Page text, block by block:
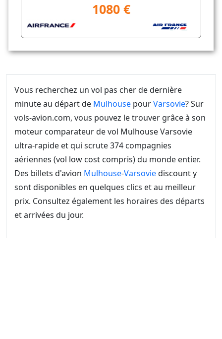
1080 €
Vous recherchez un vol pas cher de dernière
minute au départ de Mulhouse pourVarsovie? Sur
vols-avion.com, vous pouvez le trouver grâce à son
moteur comparateur de vol Mulhouse Varsovie
ultra-rapide et qui scrute 374 compagnies
aériennes (vol low cost compris) du monde entier.
Des billets d'avion Mulhouse-Varsoviediscount y
sont disponibles en quelques clics et au meilleur
prix. Consultez également les horaires des départs
et arrivées du jour.